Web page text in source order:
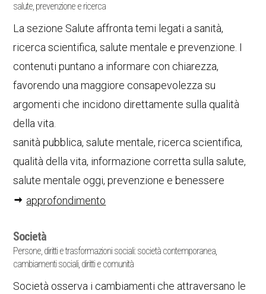
salute, prevenzione e ricerca
La sezione Salute affronta temi legati a sanità,
ricerca scientifica, salute mentale e prevenzione. I
contenuti puntano a informare con chiarezza,
favorendo una maggiore consapevolezza su
argomenti che incidono direttamente sulla qualità
della vita.
sanità pubblica, salute mentale, ricerca scientifica,
qualità della vita, informazione corretta sulla salute,
salute mentale oggi, prevenzione e benessere
approfondimento
Società
Persone, diritti e trasformazioni sociali: società contemporanea,
cambiamenti sociali, diritti e comunità
Società osserva i cambiamenti che attraversano le